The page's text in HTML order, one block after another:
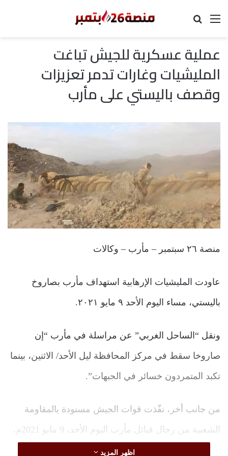
القائمة
عملية عسكرية للجيش تباغت
المليشيات وغارات تدمر تعزيزات
وقصف باليستي على مأرب
منصة ٢٦ سبتمبر – مأرب – وكالات
عاودت المليشيات الإرهابية استهداف مأرب بصاروخ
باليستي، مساء اليوم الأحد ٩ مايو ٢٠٢١.
ونقل “الساحل الغربي” عن مراسلة في مأرب “إن
صاروخا سقط في مركز المحافظة ليل الأحد/ الاثنين، بينما
تكبد المتمردون خسائر في الجبهات”.
من جانب أخر، نفّذت قوات الجيش مسنودة بالمقاومة
الشعبية من رجال قبائل مأرب اليوم الأحد، 9 مايو 2021م،
كميناً محكماً استهدف مجاميع حوثية بجبهة المشجح غربي
اظهر المزيد